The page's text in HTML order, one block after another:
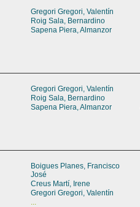
Gregori Gregori, Valentín
Roig Sala, Bernardino
Sapena Piera, Almanzor
Gregori Gregori, Valentín
Roig Sala, Bernardino
Sapena Piera, Almanzor
Boigues Planes, Francisco
José
Creus Martí, Irene
Gregori Gregori, Valentín
...